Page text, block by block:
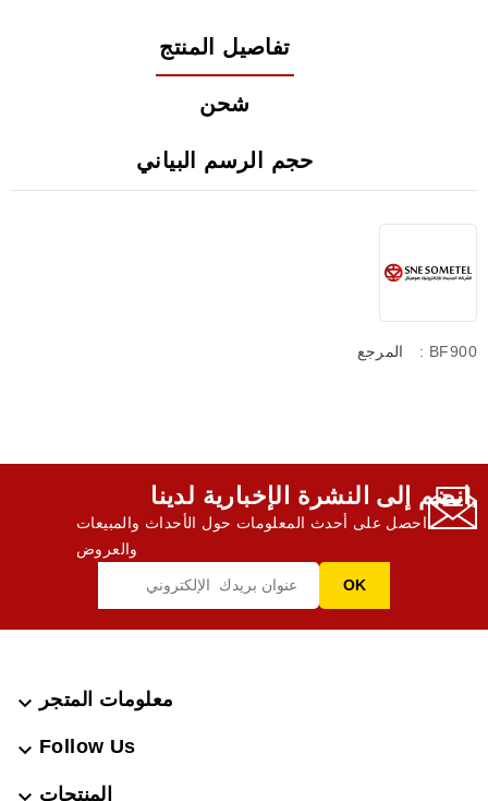
تفاصيل المنتج
شحن
حجم الرسم البياني
المرجع : BF900
انضم إلى النشرة الإخبارية لدينا,
احصل على أحدث المعلومات حول الأحداث والمبيعات
والعروض
معلومات المتجر 
Follow Us

المنتجات